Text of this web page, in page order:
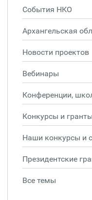
События НКО
Архангельская
Новости проектов
Вебинары
Конференции,
Конкурсы и гранты
Наши конкурсы и
Президентские
Все темы